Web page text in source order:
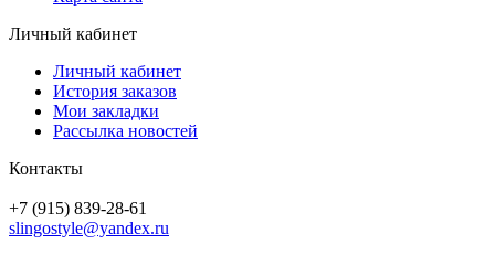
Личный кабинет
Личный кабинет
История заказов
Мои закладки
Рассылка новостей
Контакты
+7 (915) 839-28-61
slingostyle@yandex.ru